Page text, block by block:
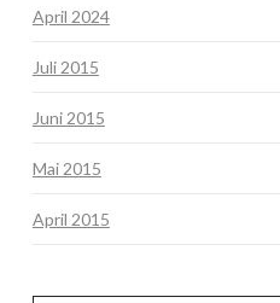
April 2024
Juli 2015
Juni 2015
Mai 2015
April 2015